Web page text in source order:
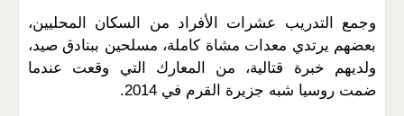
وجمع التدريب عشرات الأفراد من السكان المحليين،
بعضهم يرتدي معدات مشاة كاملة، مسلحين ببنادق صيد،
ولديهم خبرة قتالية، من المعارك التي وقعت عندما
ضمت روسيا شبه جزيرة القرم في 2014.